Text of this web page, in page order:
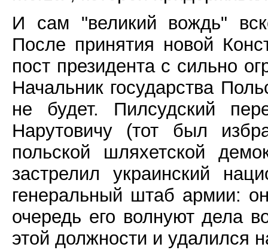
И сам "великий вождь"
После принятия новой
пост президента с сильно
Начальник государства
не будет. Пилсудский
Нарутовичу (тот был
польской шляхетской
застрелил украинский
генеральный штаб армии:
очередь его волнуют дела
этой должности и удалился